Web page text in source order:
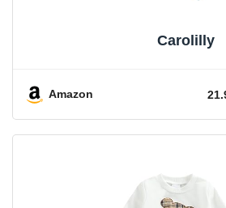
Carolilly
Amazon